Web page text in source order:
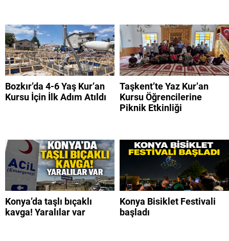
Bozkır’da 4-6 Yaş Kur’an
Kursu İçin İlk Adım Atıldı
Taşkent’te Yaz Kur’an
Kursu Öğrencilerine
Piknik Etkinliği
Konya’da taşlı bıçaklı
kavga! Yaralılar var
Konya Bisiklet Festivali
başladı